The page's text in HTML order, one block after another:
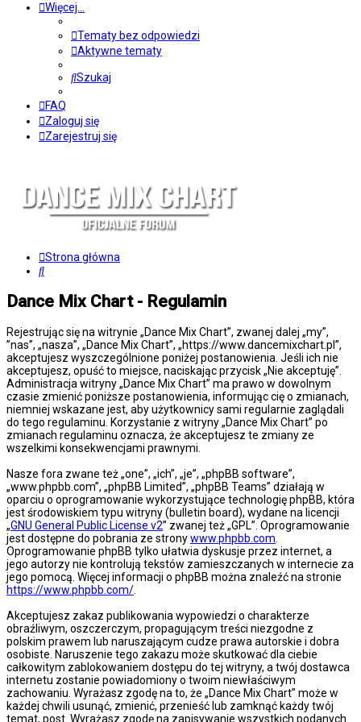
Więcej…
Tematy bez odpowiedzi
Aktywne tematy
Szukaj
FAQ
Zaloguj się
Zarejestruj się
Strona główna
Szukaj
Dance Mix Chart - Regulamin
Rejestrując się na witrynie „Dance Mix Chart”, zwanej dalej „my”,
”nas”, „nasza”, „Dance Mix Chart”, „https://www.dancemixchart.pl”,
akceptujesz wyszczególnione poniżej postanowienia. Jeśli ich nie
akceptujesz, opuść to miejsce, naciskając przycisk „Nie akceptuję”.
Administracja witryny „Dance Mix Chart” ma prawo w dowolnym
czasie zmienić poniższe postanowienia, informując cię o zmianach,
niemniej wskazane jest, aby użytkownicy sami regularnie zaglądali
do tego regulaminu. Korzystanie z witryny „Dance Mix Chart” po
zmianach regulaminu oznacza, że akceptujesz te zmiany ze
wszelkimi konsekwencjami prawnymi.
Nasze fora zwane też „one”, „ich”, „je”, „phpBB software”,
„www.phpbb.com”, „phpBB Limited”, „phpBB Teams” działają w
oparciu o oprogramowanie wykorzystujące technologię phpBB, która
jest środowiskiem typu witryny (bulletin board), wydane na licencji
„GNU General Public License v2” zwanej też „GPL”. Oprogramowanie
jest dostępne do pobrania ze stronywww.phpbb.com
Oprogramowanie phpBB tylko ułatwia dyskusje przez internet, a
jego autorzy nie kontrolują tekstów zamieszczanych w internecie za
jego pomocą. Więcej informacji o phpBB można znaleźć na stronie
https://www.phpbb.com/
Akceptujesz zakaz publikowania wypowiedzi o charakterze
obraźliwym, oszczerczym, propagującym treści niezgodne z
polskim prawem lub naruszającym cudze prawa autorskie i dobra
osobiste. Naruszenie tego zakazu może skutkować dla ciebie
całkowitym zablokowaniem dostępu do tej witryny, a twój dostawca
internetu zostanie powiadomiony o twoim niewłaściwym
zachowaniu. Wyrażasz zgodę na to, że „Dance Mix Chart” może w
każdej chwili usunąć, zmienić, przenieść lub zamknąć każdy twój
temat, post. Wyrażasz zgodę na zapisywanie wszystkich podanych